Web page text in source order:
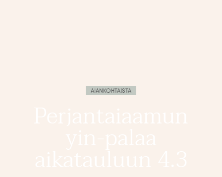
AJANKOHTAISTA